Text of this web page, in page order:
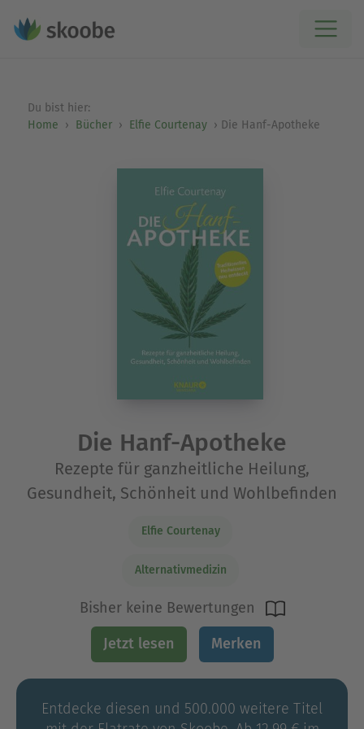
Du bist hier:
Home
Bücher Elfie Courtenay Die Hanf-Apotheke
Die Hanf-Apotheke
Rezepte für ganzheitliche Heilung,
Gesundheit, Schönheit und Wohlbefinden
Elfie Courtenay
Alternativmedizin
Bisher keine Bewertungen
Jetzt lesen Merken
Entdecke diesen und 500.000 weitere Titel